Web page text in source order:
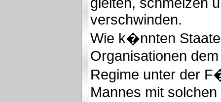
verschwinden.
Wie k�nnten
Organisationen
Regime unter der
Mannes mit solchen